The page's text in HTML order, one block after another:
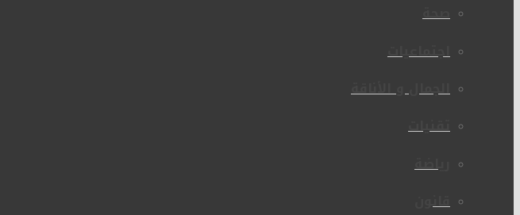
صحة
اجتماعيات
الجمال و الأناقة
تقنيات
رياضة
قانون